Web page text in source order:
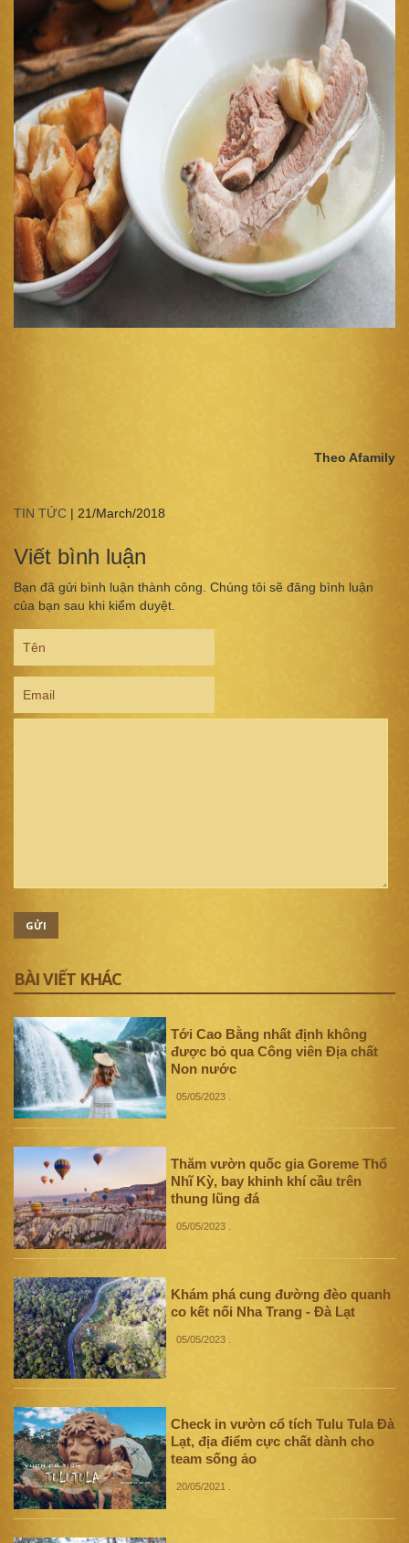
Theo Afamily
TIN TỨC | 21/March/2018
Viết bình luận
Bạn đã gửi bình luận thành công. Chúng tôi sẽ đăng bình luận
của bạn sau khi kiểm duyệt.
GỬI
BÀI VIẾT KHÁC
Tới Cao Bằng nhất định không
được bỏ qua Công viên Địa chất
Non nước
05/05/2023
Thăm vườn quốc gia Goreme Thổ
Nhĩ Kỳ, bay khinh khí cầu trên
thung lũng đá
05/05/2023
Khám phá cung đường đèo quanh
co kết nối Nha Trang - Đà Lạt
05/05/2023
Check in vườn cổ tích Tulu Tula Đà
Lạt, địa điểm cực chất dành cho
team sống ảo
20/05/2021